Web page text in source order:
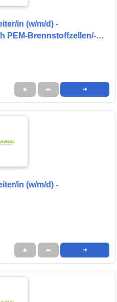
in (w/m/d) -
PEM-Brennstoffzellen/-
★ ➦ ➜
in (w/m/d) -
★ ➦ ➜